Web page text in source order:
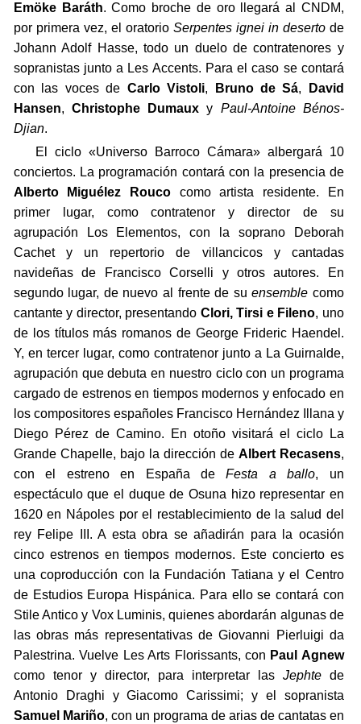
Emöke Baráth. Como broche de oro llegará al CNDM,
por primera vez, el oratorioSerpentes ignei in desertode
Johann Adolf Hasse, todo un duelo de contratenores y
sopranistas junto a Les Accents. Para el caso se contará
con las voces de Carlo Vistoli, Bruno de Sá,
David
Hansen, Christophe Dumaux y Paul-Antoine Bénos-
Djian.
El ciclo «Universo Barroco Cámara» albergará 10
conciertos. La programación contará con la presencia de
Alberto Miguélez Rouco como artista residente. En
primer lugar, como contratenor y director de su
agrupación Los Elementos, con la soprano Deborah
Cachet y un repertorio de villancicos y cantadas
navideñas de Francisco Corselli y otros autores. En
segundo lugar, de nuevo al frente de suensemble como
cantante y director, presentando Clori, Tirsi e Fileno, uno
de los títulos más romanos de George Frideric Haendel.
Y, en tercer lugar, como contratenor junto a La Guirnalde,
agrupación que debuta en nuestro ciclo con un programa
cargado de estrenos en tiempos modernos y enfocado en
los compositores españoles Francisco Hernández Illana y
Diego Pérez de Camino. En otoño visitará el ciclo La
Grande Chapelle, bajo la dirección de Albert Recasens,
con el estreno en España deFesta a ballo, un
espectáculo que el duque de Osuna hizo representar en
1620 en Nápoles por el restablecimiento de la salud del
rey Felipe III. A esta obra se añadirán para la ocasión
cinco estrenos en tiempos modernos. Este concierto es
una coproducción con la Fundación Tatiana y el Centro
de Estudios Europa Hispánica. Para ello se contará con
Stile Antico y Vox Luminis, quienes abordarán algunas de
las obras más representativas de Giovanni Pierluigi da
Palestrina. Vuelve Les Arts Florissants, con Paul Agnew
como tenor y director, para interpretar las Jephtede
Antonio Draghi y Giacomo Carissimi; y el sopranista
Samuel Mariño, con un programa de arias de cantatas en